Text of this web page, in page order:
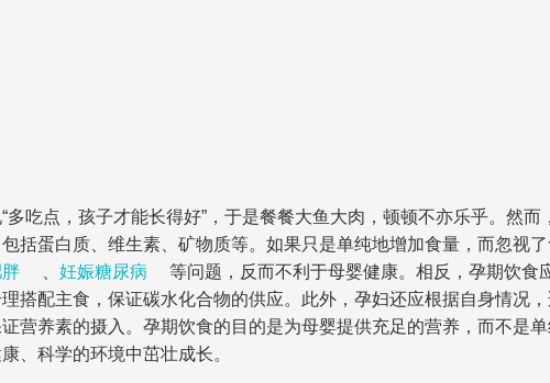
吃点，孩子才能长得好”，于是餐餐大鱼大肉，顿顿不亦乐乎。然
括蛋白质、维生素、矿物质等。如果只是单纯地增加食量，而忽视
妊娠糖尿病
等问题，反而不利于母婴健康。相反，孕期饮
搭配主食，保证碳水化合物的供应。此外，孕妇还应根据自身情况
营养素的摄入。孕期饮食的目的是为母婴提供充足的营养，而不是
、科学的环境中茁壮成长。